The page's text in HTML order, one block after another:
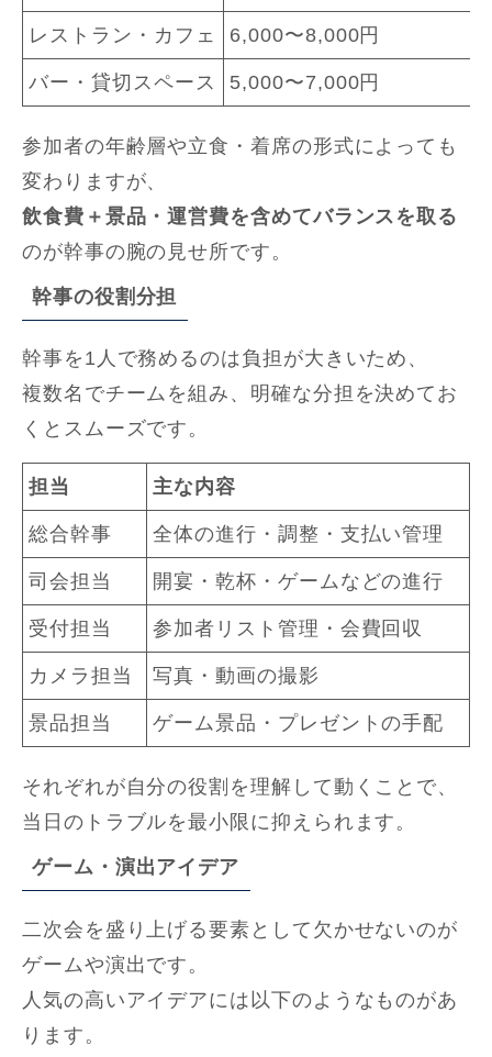
レストラン・カフェ 6,000〜8,000円
バー・貸切スペース 5,000〜7,000円
参加者の年齢層や立食・着席の形式によっても
変わりますが、
飲食費＋景品・運営費を含めてバランスを取る
のが幹事の腕の見せ所です。
幹事の役割分担
幹事を1人で務めるのは負担が大きいため、
複数名でチームを組み、明確な分担を決めてお
くとスムーズです。
担当 主な内容
総合幹事 全体の進行・調整・支払い管理
司会担当 開宴・乾杯・ゲームなどの進行
受付担当 参加者リスト管理・会費回収
カメラ担当 写真・動画の撮影
景品担当 ゲーム景品・プレゼントの手配
それぞれが自分の役割を理解して動くことで、
当日のトラブルを最小限に抑えられます。
ゲーム・演出アイデア
二次会を盛り上げる要素として欠かせないのが
ゲームや演出です。
人気の高いアイデアには以下のようなものがあ
ります。